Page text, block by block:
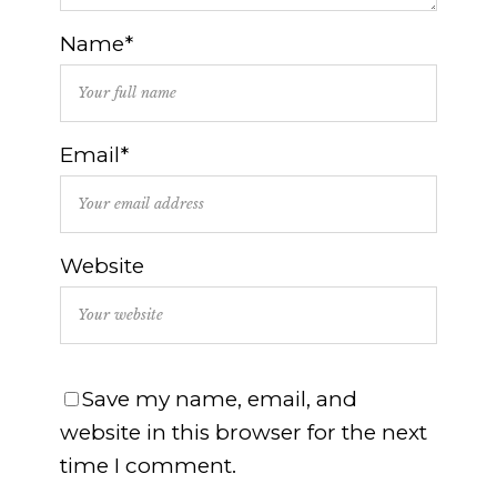
Name*
Email*
Website
Save my name, email, and
website in this browser for the next
time I comment.